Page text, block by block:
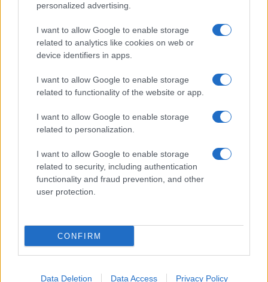
personalized advertising.
I want to allow Google to enable storage
related to analytics like cookies on web or
device identifiers in apps.
I want to allow Google to enable storage
related to functionality of the website or app.
I want to allow Google to enable storage
related to personalization.
I want to allow Google to enable storage
related to security, including authentication
functionality and fraud prevention, and other
user protection.
CONFIRM
Data Deletion Data Access Privacy Policy